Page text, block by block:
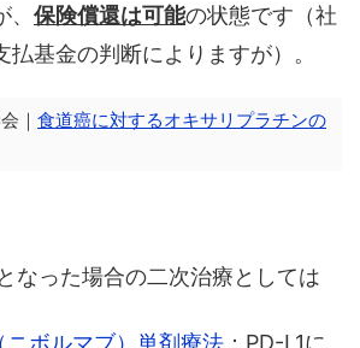
保険償還は可能の状態です（社
基金の判断によりますが）。
｜ 食道癌に対するオキサリプラチンの
なった場合の二次治療としては
ニボルマブ）単剤療法 ：PD-L1に